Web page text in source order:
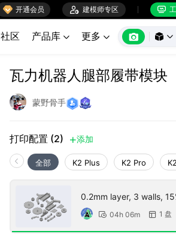
 开通会员  建模师专区 
社区 产品库  更多    
瓦力机器人腿部履带模块
蒙野骨手
打印配置 (2) 添加
全部 K2 Plus K2 Pro K2
0.2mm layer, 3 walls,
 04h 06m  1 盘